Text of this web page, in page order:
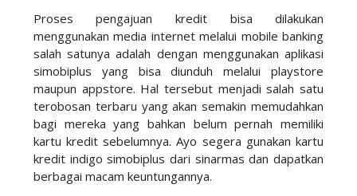
Proses pengajuan kredit bisa dilakukan
menggunakan media internet melalui mobile banking
salah satunya adalah dengan menggunakan aplikasi
simobiplus yang bisa diunduh melalui playstore
maupun appstore. Hal tersebut menjadi salah satu
terobosan terbaru yang akan semakin memudahkan
bagi mereka yang bahkan belum pernah memiliki
kartu kredit sebelumnya. Ayo segera gunakan kartu
kredit indigo simobiplus dari sinarmas dan dapatkan
berbagai macam keuntungannya.